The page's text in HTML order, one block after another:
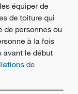
équiper de
de toiture qui
de personnes ou
à la fois
avant le début
de